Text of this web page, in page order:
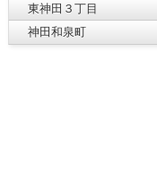
東神田３丁目
神田和泉町